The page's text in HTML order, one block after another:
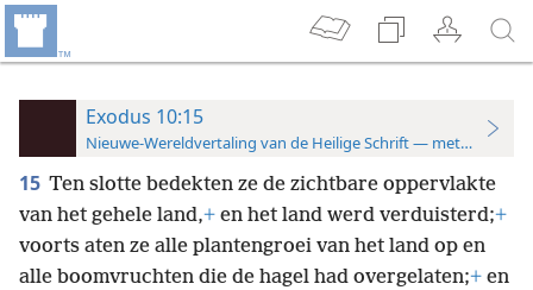
Exodus 10:15
Nieuwe-Wereldvertaling van de Heilige Schrift — met
15 Ten slotte bedekten ze de zichtbare oppervlakte
van het gehele land,+ en het land werd verduisterd;+
voorts aten ze alle plantengroei van het land op en
alle boomvruchten die de hagel had overgelaten;+ en